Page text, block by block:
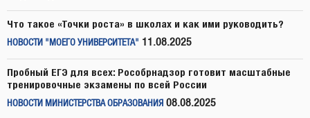
Что такое «Точки роста» в школах и как ими руководить?
НОВОСТИ "МОЕГО УНИВЕРСИТЕТА" 11.08.2025
Пробный ЕГЭ для всех: Рособрнадзор готовит масштабные
тренировочные экзамены по всей России
НОВОСТИ МИНИСТЕРСТВА ОБРАЗОВАНИЯ 08.08.2025